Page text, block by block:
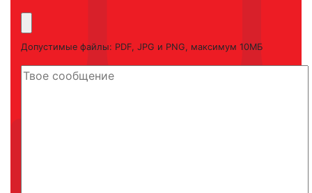
Допустимые файлы: PDF, JPG и PNG, максимум 10МБ